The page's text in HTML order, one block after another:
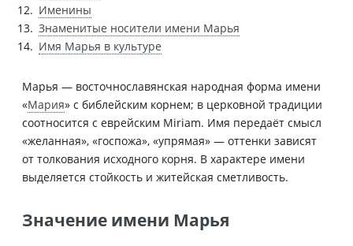
Именины
Знаменитые носители имени Марья
Имя Марья в культуре
Марья — восточнославянская народная форма имени
«Мария» с библейским корнем; в церковной традиции
соотносится с еврейским Miriam. Имя передаёт смысл
«желанная», «госпожа», «упрямая» — оттенки зависят
от толкования исходного корня. В характере имени
выделяется стойкость и житейская сметливость.
Значение имени Марья